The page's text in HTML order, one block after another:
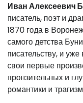
Иван Алексеевич
писатель, поэт и
1870 года в
самого детства
писательству, и
свои первые
пронзительных и
романтики и